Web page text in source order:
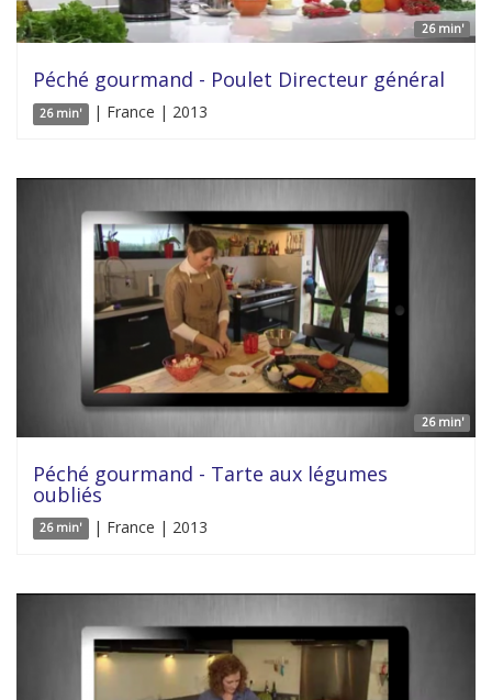
26 min'
Péché gourmand - Poulet Directeur général
26 min' | France | 2013
26 min'
Péché gourmand - Tarte aux légumes
oubliés
26 min' | France | 2013